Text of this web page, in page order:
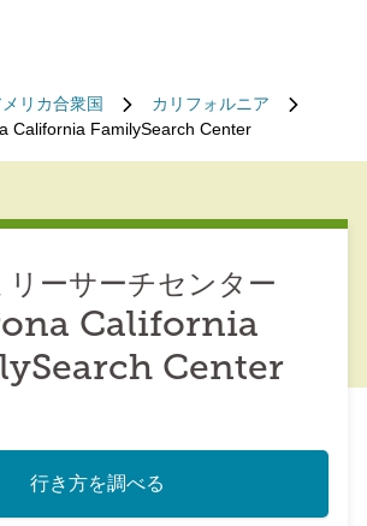
メリカ合衆国
カリフォルニア
California FamilySearch Center
リーサーチセンター
California
Center
行き方を調べる